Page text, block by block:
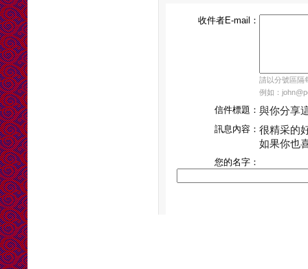
收件者E-mail：
請以分號區隔
例如：
信件標題： 與你分享
訊息內容： 很精采的
如果你也
您的名字：